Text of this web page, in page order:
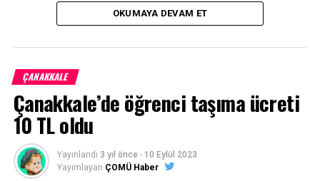
Biga Ağaköy otobüsleri öğrenci ulaşım bedeli 18TL olarak
belirlendi.
Facebook
Mastodon
EmailShare
OKUMAYA DEVAM ET
ÇANAKKALE
Çanakkale’de öğrenci taşıma ücreti
10 TL oldu
Yayınlandı 3 yıl önce - 10 Eylül 2023
Yayımlayan ÇOMÜ Haber